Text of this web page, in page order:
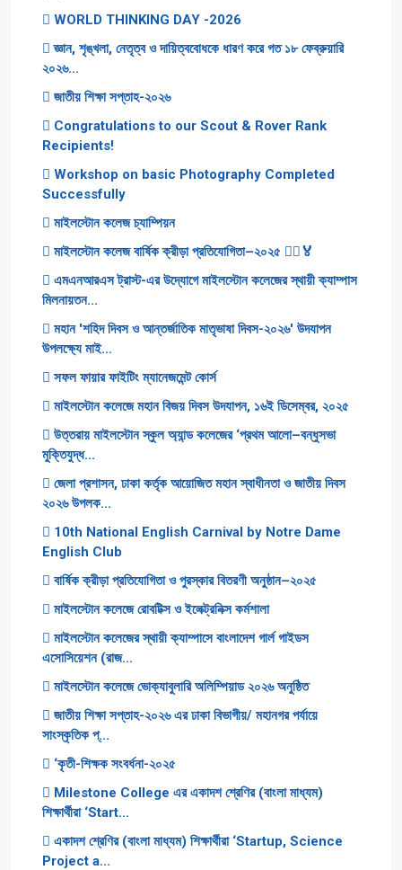
WORLD THINKING DAY -2026
জ্ঞান, শৃঙ্খলা, নেতৃত্ব ও দায়িত্ববোধকে ধারণ করে গত ১৮ ফেব্রুয়ারি
২০২৬...
জাতীয় শিক্ষা সপ্তাহ-২০২৬
Congratulations to our Scout & Rover Rank
Recipients!
Workshop on basic Photography Completed
Successfully
মাইলস্টোন কলেজ চ্যাম্পিয়ন
মাইলস্টোন কলেজ বার্ষিক ক্রীড়া প্রতিযোগিতা–২০২৫ 🏃‍♂️🏅
এমএনআরএস ট্রাস্ট-এর উদ্যোগে মাইলস্টোন কলেজের স্থায়ী ক্যাম্পাস
মিলনায়তন...
মহান 'শহিদ দিবস ও আন্তর্জাতিক মাতৃভাষা দিবস-২০২৬' উদযাপন
উপলক্ষ্যে মাই...
সফল ফায়ার ফাইটিং ম্যানেজমেন্ট কোর্স
মাইলস্টোন কলেজে মহান বিজয় দিবস উদযাপন, ১৬ই ডিসেম্বর, ২০২৫
উত্তরায় মাইলস্টোন স্কুল অ্যান্ড কলেজের ‘প্রথম আলো–বন্ধুসভা
মুক্তিযুদ্ধ...
জেলা প্রশাসন, ঢাকা কর্তৃক আয়োজিত মহান স্বাধীনতা ও জাতীয় দিবস
২০২৬ উপলক...
10th National English Carnival by Notre Dame
English Club
বার্ষিক ক্রীড়া প্রতিযোগিতা ও পুরস্কার বিতরণী অনুষ্ঠান–২০২৫
মাইলস্টোন কলেজে রোবটিক্স ও ইলেক্ট্রনিক্স কর্মশালা
মাইলস্টোন কলেজের স্থায়ী ক্যাম্পাসে বাংলাদেশ গার্ল গাইডস
এসোসিয়েশন (রাজ...
মাইলস্টোন কলেজে ভোক্যাবুলারি অলিম্পিয়াড ২০২৬ অনুষ্ঠিত
জাতীয় শিক্ষা সপ্তাহ-২০২৬ এর ঢাকা বিভাগীয়/ মহানগর পর্যায়ে
সাংস্কৃতিক প্...
‘কৃতী-শিক্ষক সংবর্ধনা-২০২৫
Milestone College এর একাদশ শ্রেণির (বাংলা মাধ্যম)
শিক্ষার্থীরা ‘Start...
একাদশ শ্রেণির (বাংলা মাধ্যম) শিক্ষার্থীরা ‘Startup, Science
Project a...